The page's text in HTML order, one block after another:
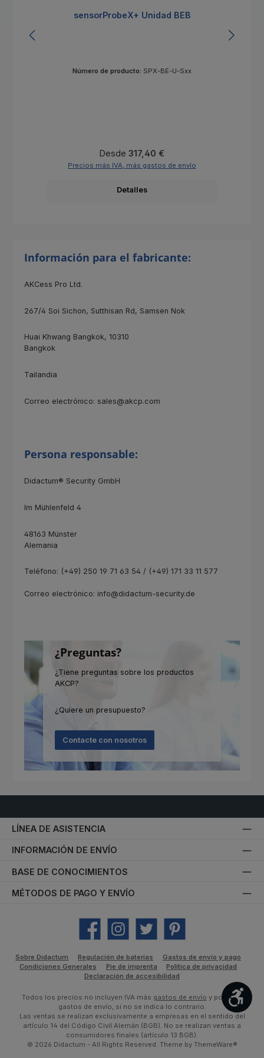
sensorProbeX+ Unidad BEB
Número de producto: SPX-BE-U-Sxx
Precio normal:
Desde 317,40 €
Precios más IVA, más gastos de envío
Detalles
Información para el fabricante:
AKCess Pro Ltd.
267/4 Soi Sichon, Sutthisan Rd, Samsen Nok
Huai Khwang Bangkok, 10310
Bangkok
Tailandia
Correo electrónico: sales@akcp.com
Persona responsable:
Didactum® Security GmbH
Im Mühlenfeld 4
48163 Münster
Alemania
Teléfono: (+49) 250 19 71 63 54 / (+49) 171 33 11 577
Correo electrónico: info@didactum-security.de
¿Preguntas?
¿Tiene preguntas sobre los productos
AKCP?
¿Quiere un presupuesto?
Contacte con nosotros
LÍNEA DE ASISTENCIA
INFORMACIÓN DE ENVÍO
BASE DE CONOCIMIENTOS
MÉTODOS DE PAGO Y ENVÍO
Facebook Instagram Twitter Pinterest
Sobre Didactum Regulación de baterías
Gastos de envío y pago
Condiciones Generales
Pie de imprenta
Política de privacidad
Declaración de accesibilidad
Todos los precios no incluyen IVA más gastos de envío y posibles
gastos de envío, si no se indica lo contrario.
Las ventas se realizan exclusivamente a empresas en el sentido del
artículo 14 del Código Civil Alemán (BGB). No se realizan ventas a
consumidores finales (artículo 13 BGB).
© 2026 Didactum - All Rights Reserved. Theme by ThemeWare®